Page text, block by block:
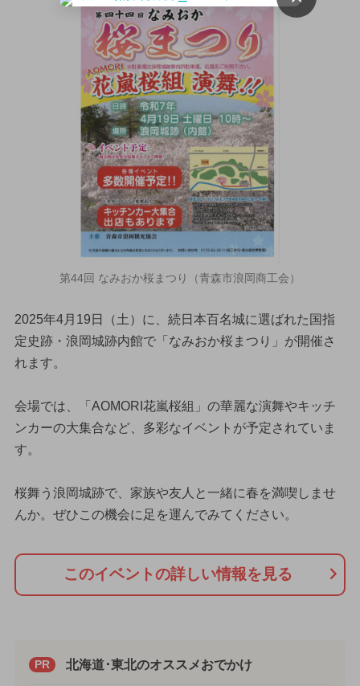
第44回 なみおか桜まつり（青森市浪岡商工会）
2025年4月19日（土）に、続日本百名城に選ばれた国指
定史跡・浪岡城跡内館で「なみおか桜まつり」が開催さ
れます。
会場では、「AOMORI花嵐桜組」の華麗な演舞やキッチ
ンカーの大集合など、多彩なイベントが予定されていま
す。
桜舞う浪岡城跡で、家族や友人と一緒に春を満喫しませ
んか。ぜひこの機会に足を運んでみてください。
このイベントの詳しい情報を見る
PR 北海道･東北のオススメおでかけ